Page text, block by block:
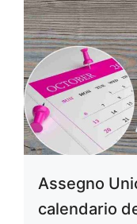
Assegno
calendario